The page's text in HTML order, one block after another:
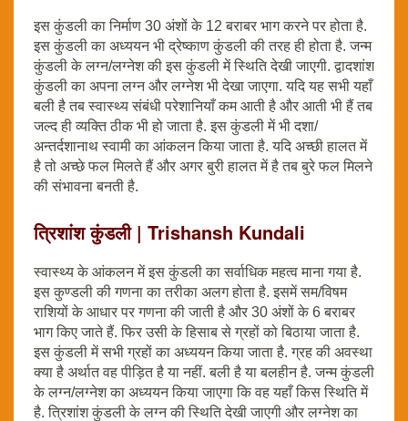
इस कुंडली का निर्माण 30 अंशों के 12 बराबर भाग करने पर होता है.
इस कुंडली का अध्ययन भी द्रेष्काण कुंडली की तरह ही होता है. जन्म
कुंडली के लग्न/लग्नेश की इस कुंडली में स्थिति देखी जाएगी. द्वादशांश
कुंडली का अपना लग्न और लग्नेश भी देखा जाएगा. यदि यह सभी यहाँ
बली है तब स्वास्थ्य संबंधी परेशानियाँ कम आती है और आती भी हैं तब
जल्द ही व्यक्ति ठीक भी हो जाता है. इस कुंडली में भी दशा/
अन्तर्दशानाथ स्वामी का आंकलन किया जाता है. यदि अच्छी हालत में
है तो अच्छे फल मिलते हैं और अगर बुरी हालत में है तब बुरे फल मिलने
की संभावना बनती है.
त्रिशांश कुंडली | Trishansh Kundali
स्वास्थ्य के आंकलन में इस कुंडली का सर्वाधिक महत्व माना गया है.
इस कुण्डली की गणना का तरीका अलग होता है. इसमें सम/विषम
राशियों के आधार पर गणना की जाती है और 30 अंशों के 6 बराबर
भाग किए जाते हैं. फिर उसी के हिसाब से ग्रहों को बिठाया जाता है.
इस कुंडली में सभी ग्रहों का अध्ययन किया जाता है. ग्रह की अवस्था
क्या है अर्थात वह पीड़ित है या नहीं. बली है या बलहीन है. जन्म कुंडली
के लग्न/लग्नेश का अध्ययन किया जाएगा कि वह यहाँ किस स्थिति में
है. त्रिशांश कुंडली के लग्न की स्थिति देखी जाएगी और लग्नेश का